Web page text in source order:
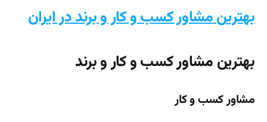
بهترین مشاور کسب و کار و برند در ایران
بهترین مشاور کسب و کار و برند
مشاور کسب و کار